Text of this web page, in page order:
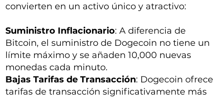
convierten en un activo único y atractivo:
Suministro Inflacionario: A diferencia de
Bitcoin, el suministro de Dogecoin no tiene un
límite máximo y se añaden 10,000 nuevas
monedas cada minuto.
Bajas Tarifas de Transacción: Dogecoin ofrece
tarifas de transacción significativamente más